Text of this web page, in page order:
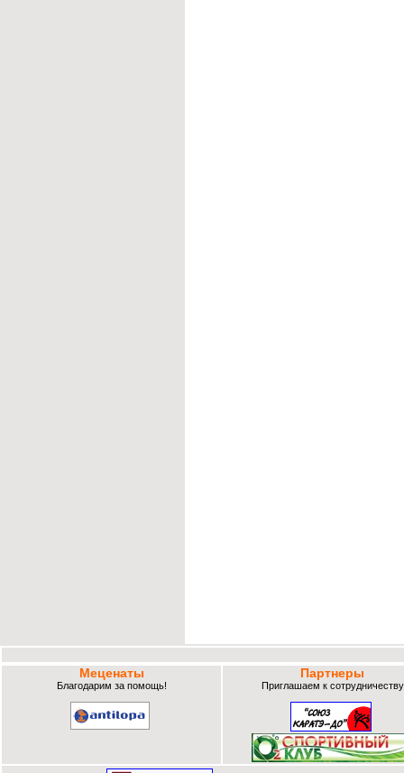
Меценаты
Благодарим за помощь!
Партнеры
Приглашаем к